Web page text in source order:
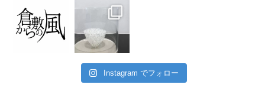
Instagram でフォロー